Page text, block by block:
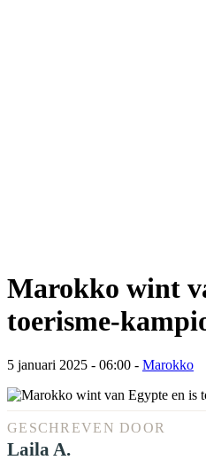
Marokko wint
toerisme-
5 januari 2025 - 06:00 - Marokko
GESCHREVEN DOOR
Laila A.